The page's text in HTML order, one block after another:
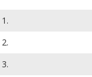
1.
2.
3.